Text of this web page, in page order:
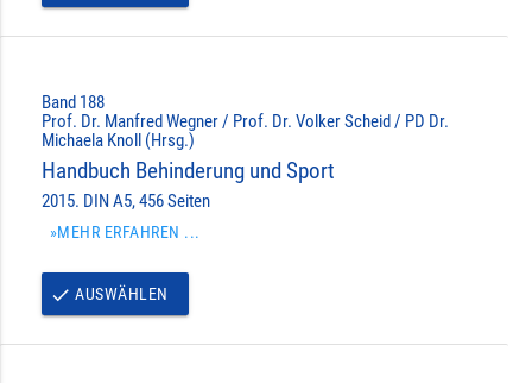
Band 188
Prof. Dr. Manfred Wegner / Prof. Dr. Volker Scheid / PD Dr.
Michaela Knoll (Hrsg.)
Handbuch Behinderung und Sport
2015. DIN A5, 456 Seiten
»MEHR ERFAHREN ...
done AUSWÄHLEN